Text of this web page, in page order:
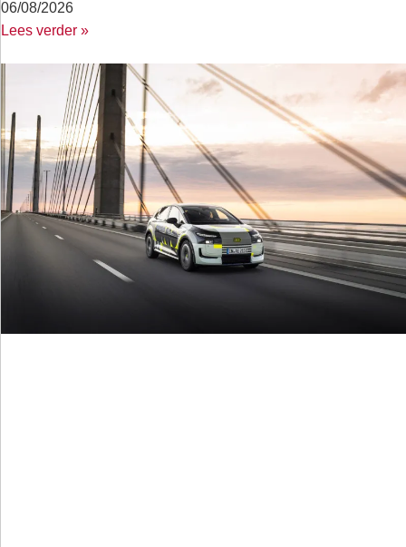
06/08/2026
Lees verder »